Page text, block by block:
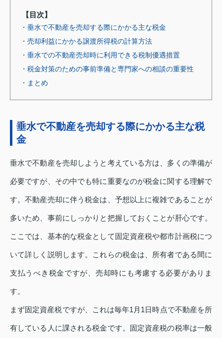
【目次】
・垂水で不動産を売却する際にかかる主な税金
・売却利益にかかる譲渡所得税の計算方法
・垂水での不動産売却時に利用できる税制優遇措置
・税金対策のための事前準備と専門家への相談の重要性
・まとめ
垂水で不動産を売却する際にかかる主な税
金
垂水で不動産を売却しようと考えている方は、多くの準備が
必要ですが、その中でも特に重要なのが税金に関する理解で
す。不動産売却に伴う税金は、予想以上に複雑であることが
多いため、事前にしっかりと把握しておくことが肝心です。
ここでは、基本的な税金として固定資産税や都市計画税につ
いて詳しく説明します。これらの税金は、所有者である間に
支払うべき税金ですが、売却時にも考慮する必要がありま
す。
まず固定資産税ですが、これは毎年1月1日時点で不動産を所
有している人に課される税金です。固定資産税の税率は一般